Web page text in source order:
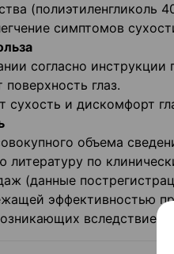
(полиэтиленгликоль
симптомов
согласно
глаз.
и дискомфорт
объема
литературу по
(данные
эффективностью
вследствие